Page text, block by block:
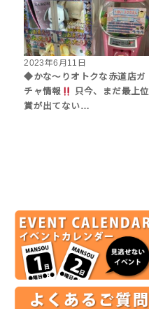
2023年6月11日
◆かな〜りオトクな赤道店ガ
チャ情報
只今、まだ最上位
賞が出てない…